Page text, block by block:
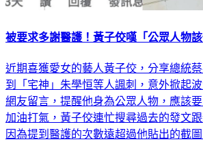
被要求多謝醫護！黃子佼嘆「公眾人物
近期喜獲愛女的藝人黃子佼，分享總統
到「宅神」朱學恒等人諷刺，意外掀起
網友留言，提醒他身為公眾人物，應該
加油打氣，黃子佼連忙搜尋過去的發文
因為提到醫護的次數遠超過他貼出的截